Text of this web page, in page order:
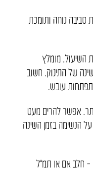
סביבה נוחה ותומכת
השיעול. מומלץ
של התינוק. חשוב
עובש.
אפשר להרים מעט
הנשימה בזמן השינה
– חלב אם או תמ”ל